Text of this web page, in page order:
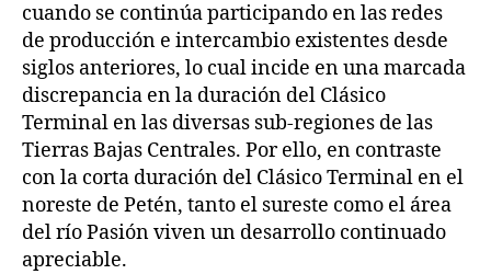
cuando se continúa participando en las redes
de producción e intercambio existentes desde
siglos anteriores, lo cual incide en una marcada
discrepancia en la duración del Clásico
Terminal en las diversas sub-regiones de las
Tierras Bajas Centrales. Por ello, en contraste
con la corta duración del Clásico Terminal en el
noreste de Petén, tanto el sureste como el área
del río Pasión viven un desarrollo continuado
apreciable.